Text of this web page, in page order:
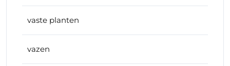
vaste planten
vazen